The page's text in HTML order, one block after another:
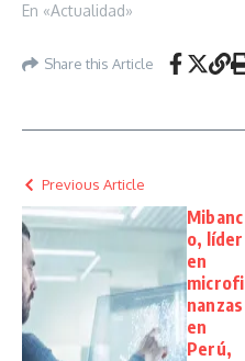
En «Actualidad»
Share this Article
Previous Article
Mibanc
o, líder
en
microfi
nanzas
en
Perú,